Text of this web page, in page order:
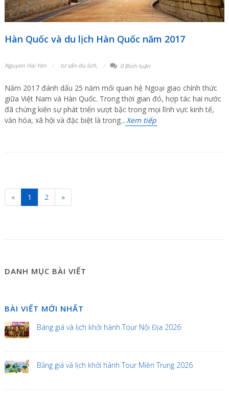
Hàn Quốc và du lịch Hàn Quốc năm 2017
Nguyen Hai Yen tư vấn du lịch, 0 Bình luận
Năm 2017 đánh dấu 25 năm mối quan hệ Ngoại giao chính thức
giữa Việt Nam và Hàn Quốc. Trong thời gian đó, hợp tác hai nước
đã chứng kiến sự phát triển vượt bậc trong mọi lĩnh vực kinh tế,
văn hóa, xã hội và đặc biệt là trong...Xem tiếp
« 1 2 »
DANH MỤC BÀI VIẾT
BÀI VIẾT MỚI NHẤT
Báng giá và lịch khởi hành Tour Nội Địa 2026
Bảng giá và lịch khởi hành Tour Miền Trung 2026